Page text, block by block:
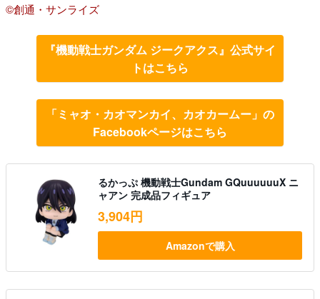
©創通・サンライズ
『機動戦士ガンダム ジークアクス』公式サイ
トはこちら
「ミャオ・カオマンカイ、カオカームー」の
Facebookページはこちら
るかっぷ 機動戦士Gundam GQuuuuuuX ニ
ャアン 完成品フィギュア
3,904円
Amazonで購入